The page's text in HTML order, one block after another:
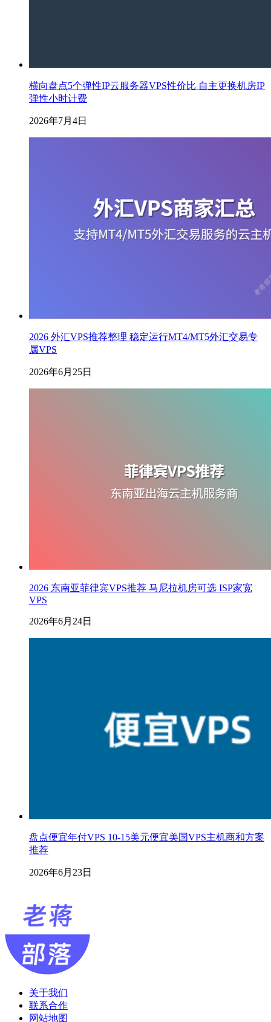
横向盘点5个弹性IP云服务器VPS性价比 自主更换机房IP
弹性小时计费
2026年7月4日
2026 外汇VPS推荐整理 稳定运行MT4/MT5外汇交易专
属VPS
2026年6月25日
2026 东南亚菲律宾VPS推荐 马尼拉机房可选 ISP家宽
VPS
2026年6月24日
盘点便宜年付VPS 10-15美元便宜美国VPS主机商和方案
推荐
2026年6月23日
关于我们
联系合作
网站地图